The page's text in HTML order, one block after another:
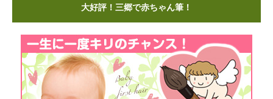
大好評！三郷で赤ちゃん筆！